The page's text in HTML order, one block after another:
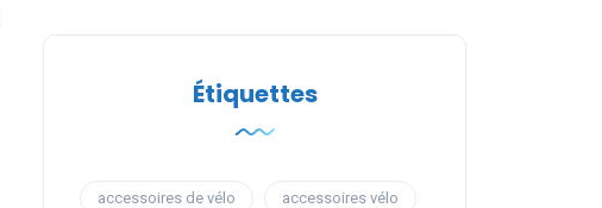
Étiquettes
accessoires de vélo accessoires vélo